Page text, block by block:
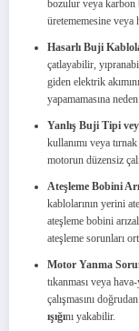
bozulur veya
üretememesine veya
Hasarlı Buji
çatlayabilir,
giden elektrik
yapamamasına
Yanlış Buji Tipi
kullanımı veya
motorun düzensiz
Ateşleme Bobini
kablolarının yerini
ateşleme bobini
ateşleme sorunları
Motor Yanma
tıkanması veya
çalışmasını
ışığını yakabilir.